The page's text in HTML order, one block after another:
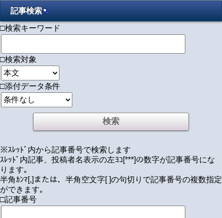
記事検索
□検索キーワード
□検索対象
□添付データ条件
※ｽﾚｯﾄﾞ内から記事番号で検索します
ｽﾚｯﾄﾞ内記事、投稿者名表示の左ﾖｺ[***]の数字が記事番号にな
ります｡
半角ｶﾝﾏ[,]または、半角空文字[ ]の句切りで記事番号の複数指定
ができます｡
□記事番号